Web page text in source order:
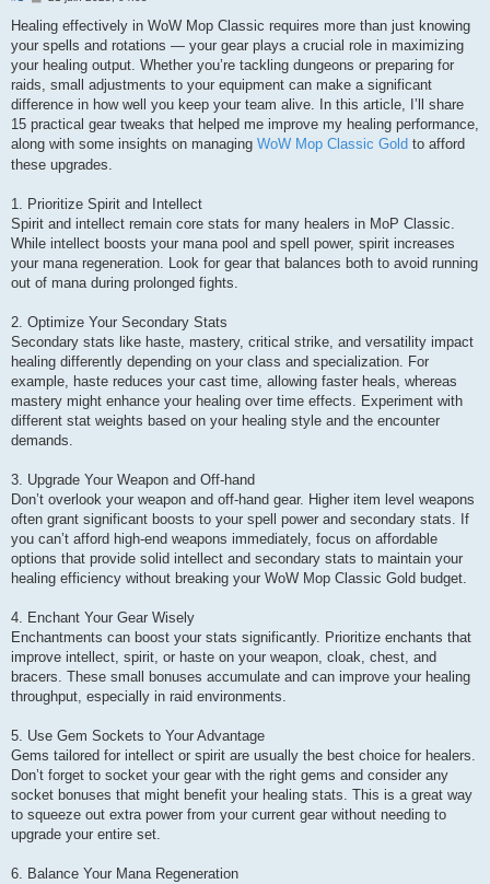
s
a
g
Healing effectively in WoW Mop Classic requires more than just knowing
your spells and rotations — your gear plays a crucial role in maximizing
your healing output. Whether you’re tackling dungeons or preparing for
raids, small adjustments to your equipment can make a significant
difference in how well you keep your team alive. In this article, I’ll share
15 practical gear tweaks that helped me improve my healing performance,
along with some insights on managing WoW Mop Classic Gold to afford
these upgrades.
1. Prioritize Spirit and Intellect
Spirit and intellect remain core stats for many healers in MoP Classic.
While intellect boosts your mana pool and spell power, spirit increases
your mana regeneration. Look for gear that balances both to avoid running
out of mana during prolonged fights.
2. Optimize Your Secondary Stats
Secondary stats like haste, mastery, critical strike, and versatility impact
healing differently depending on your class and specialization. For
example, haste reduces your cast time, allowing faster heals, whereas
mastery might enhance your healing over time effects. Experiment with
different stat weights based on your healing style and the encounter
demands.
3. Upgrade Your Weapon and Off-hand
Don’t overlook your weapon and off-hand gear. Higher item level weapons
often grant significant boosts to your spell power and secondary stats. If
you can’t afford high-end weapons immediately, focus on affordable
options that provide solid intellect and secondary stats to maintain your
healing efficiency without breaking your WoW Mop Classic Gold budget.
4. Enchant Your Gear Wisely
Enchantments can boost your stats significantly. Prioritize enchants that
improve intellect, spirit, or haste on your weapon, cloak, chest, and
bracers. These small bonuses accumulate and can improve your healing
throughput, especially in raid environments.
5. Use Gem Sockets to Your Advantage
Gems tailored for intellect or spirit are usually the best choice for healers.
Don’t forget to socket your gear with the right gems and consider any
socket bonuses that might benefit your healing stats. This is a great way
to squeeze out extra power from your current gear without needing to
upgrade your entire set.
6. Balance Your Mana Regeneration